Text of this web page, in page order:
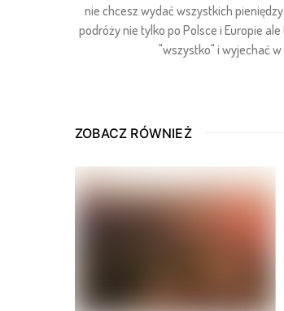
nie chcesz wydać wszystkich
podróży nie tylko po Polsce i Europie
"wszystko" i wyjechać w
ZOBACZ RÓWNIEŻ